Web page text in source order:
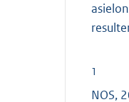
1
NOS,